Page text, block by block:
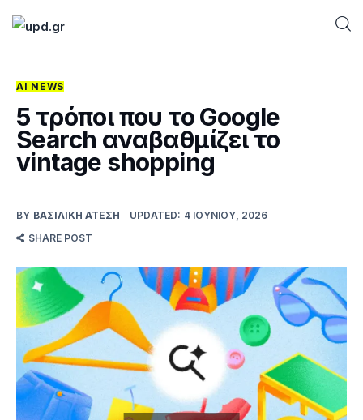
Home
News
Futuring
AI news
How To
Blog
Επικοινωνία
AI NEWS
5 τρόποι που το Google
Search αναβαθμίζει το
vintage shopping
BY ΒΑΣΙΛΙΚΉ ΑΤΈΣΗ UPDATED: 4 ΙΟΥΝΊΟΥ, 2026
SHARE POST